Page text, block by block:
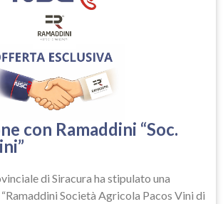
con Ramaddini “Soc.
di Siracura ha stipulato una
Società Agricola Pacos Vini di